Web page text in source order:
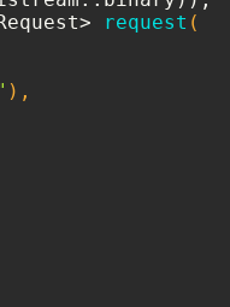
request (
),